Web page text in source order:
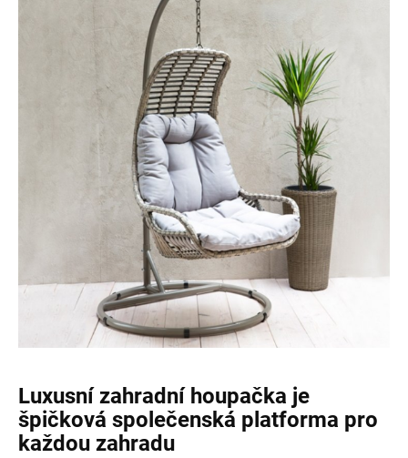
Luxusní zahradní houpačka je
špičková společenská platforma pro
každou zahradu